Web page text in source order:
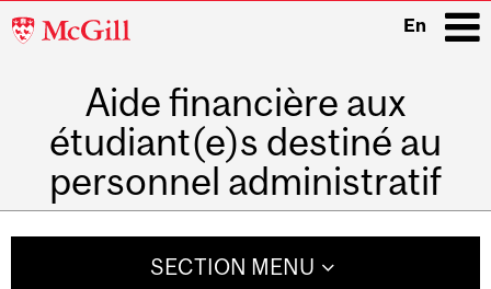
McGill
En
Aide financière aux
étudiant(e)s destiné au
personnel administratif
SECTION MENU